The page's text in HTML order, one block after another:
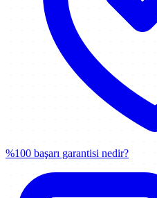
%100 başarı garantisi nedir?